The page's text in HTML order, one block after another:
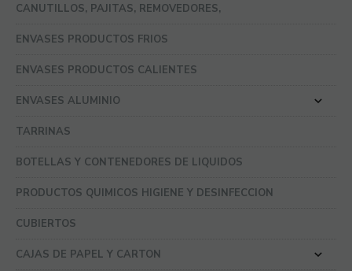
CANUTILLOS, PAJITAS, REMOVEDORES,
ENVASES PRODUCTOS FRIOS
ENVASES PRODUCTOS CALIENTES
ENVASES ALUMINIO
TARRINAS
BOTELLAS Y CONTENEDORES DE LIQUIDOS
PRODUCTOS QUIMICOS HIGIENE Y DESINFECCION
CUBIERTOS
CAJAS DE PAPEL Y CARTON